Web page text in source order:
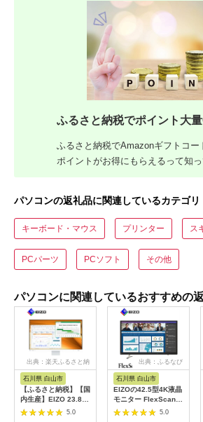
ふるさと納税でポイント大量
ふるさと納税でAmazonギフトコー
ポイントがお得にもらえるって知
パソコンの返礼品に関連しているカテゴリ
キーボード・マウス プリンター ス
PCパーツ PCソフト その他
パソコンに関連しているおすすめの
出典：楽天ふるさと納
税
石川県 白山市
【ふるさと納税】【国
内生産】EIZO 23.8型
フルHD液晶モニター
FlexScan EV2400R
5.0
出典：ふるなび
石川県 白山市
EIZOの42.5型4K液晶
モニター FlexScan
EV4340X ブラック
【1512979】
5.0